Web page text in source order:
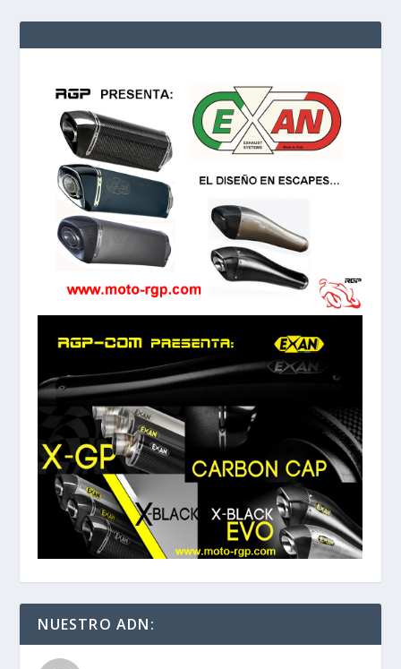
NUESTRO ADN: